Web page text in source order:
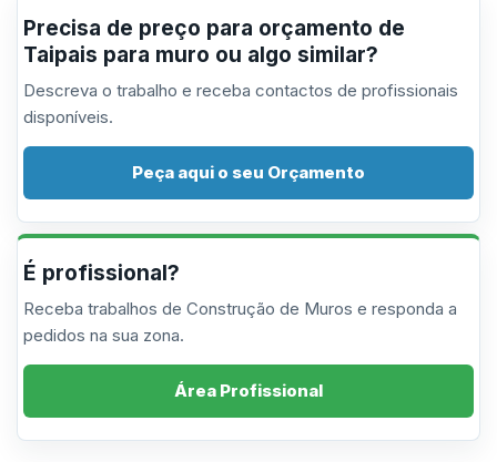
Precisa de preço para orçamento de
Taipais para muro ou algo similar?
Descreva o trabalho e receba contactos de profissionais
disponíveis.
Peça aqui o seu Orçamento
É profissional?
Receba trabalhos de Construção de Muros e responda a
pedidos na sua zona.
Área Profissional